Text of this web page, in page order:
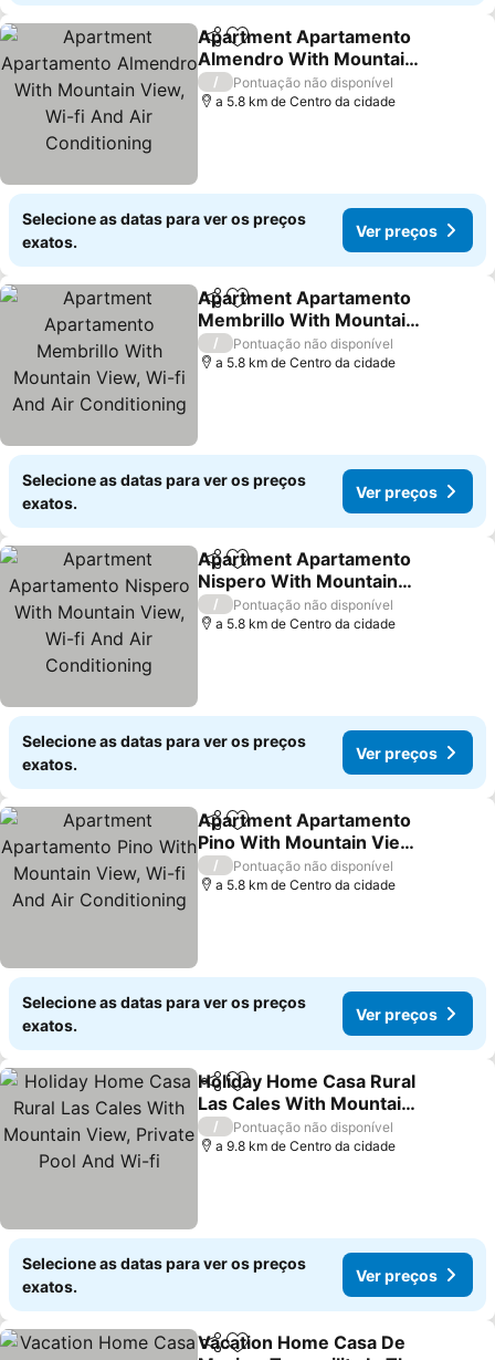
PartilharAdicionar aos favoritos
Apartment Apartamento
Almendro With Mountain
View, Wi-fi And Air
Conditioning
Ver preços
/
Pontuação não disponível
a 5.8 km de Centro da cidade
Selecione as datas para ver os preços
exatos.
Ver preços
PartilharAdicionar aos favoritos
Apartment Apartamento
Membrillo With Mountain
View, Wi-fi And Air
Conditioning
Ver preços
/
Pontuação não disponível
a 5.8 km de Centro da cidade
Selecione as datas para ver os preços
exatos.
Ver preços
PartilharAdicionar aos favoritos
Apartment Apartamento
Nispero With Mountain
View, Wi-fi And Air
Conditioning
Ver preços
/
Pontuação não disponível
a 5.8 km de Centro da cidade
Selecione as datas para ver os preços
exatos.
Ver preços
PartilharAdicionar aos favoritos
Apartment Apartamento
Pino With Mountain View,
Wi-fi And Air
Conditioning
Ver preços
/
Pontuação não disponível
a 5.8 km de Centro da cidade
Selecione as datas para ver os preços
exatos.
Ver preços
PartilharAdicionar aos favoritos
Holiday Home Casa Rural
Las Cales With Mountain
View, Private Pool And
Wi-fi
Ver preços
/
Pontuação não disponível
a 9.8 km de Centro da cidade
Selecione as datas para ver os preços
exatos.
Ver preços
PartilharAdicionar aos favoritos
Vacation Home Casa De